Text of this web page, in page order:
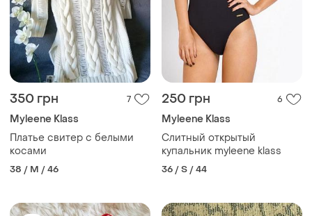
350 грн 7
Myleene Klass
Платье свитер с белыми
косами
38 / M / 46
250 грн 6
Myleene Klass
Слитный открытый
купальник myleene klass
36 / S / 44